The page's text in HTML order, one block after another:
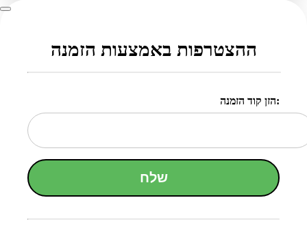
ההצטרפות באמצעות הזמנה
הזן קוד הזמנה:
שלח